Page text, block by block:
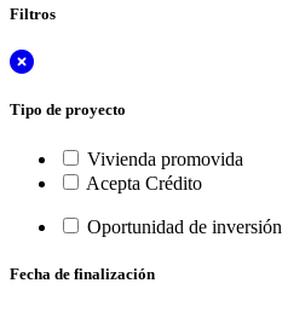
Filtros
Tipo de proyecto
Vivienda promovida
Acepta Crédito
Oportunidad de inversión
Fecha de finalización